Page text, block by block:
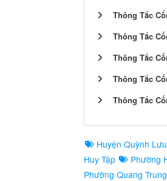
Thông Tắc
Thông Tắc
Thông Tắc
Thông Tắc
Thông Tắc
Huyện Quỳnh Lưu
Huy Tập
Phường
Phường Quang Trung